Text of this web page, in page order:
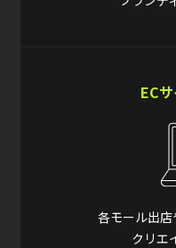
EC
各モール出
クリエ